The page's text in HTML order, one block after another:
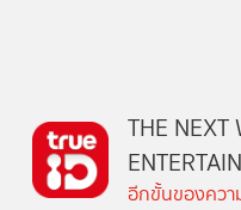
THE NEXT
อีกขั้นของควา